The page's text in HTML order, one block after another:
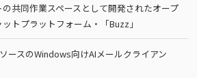
共同作業スペースとして開発されたオープ
トプラットフォーム・「Buzz」
ースのWindows向けAIメールクライアン